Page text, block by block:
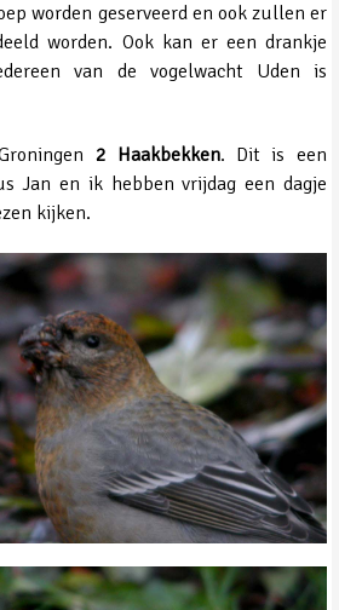
worden geserveerd en ook zullen er
worden. Ook kan er een drankje
van de vogelwacht Uden is
2 Haakbekken. Dit is een
Jan en ik hebben vrijdag een dagje
kijken.